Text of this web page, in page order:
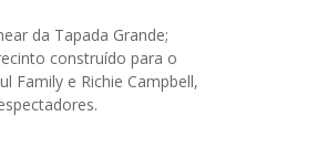
da Tapada Grande;
construído para o
Family e Richie Campbell,